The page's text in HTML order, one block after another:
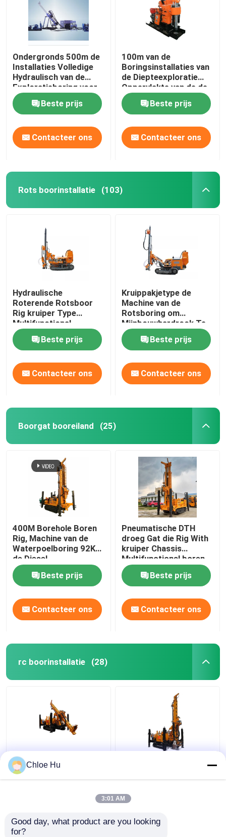
Ondergronds 500m de
Installaties Volledige
Hydraulisch van de
Exploratieboring voor
Tunnelprojecten
Beste prijs
Contacteer ons
100m van de
Boringsinstallaties van
de Diepteexploratie
Oppervlakte van de de
Kernmijnbouw de
MobieleBeste prijs
Contacteer ons
Rots boorinstallatie (103)
Hydraulische
Roterende Rotsboor
Rig kruiper Type
Multifunctional
Beste prijs
Contacteer ons
Kruippakjetype de
Machine van de
Rotsboring om
Mijnbouwhardrock Te
vernietigen
Beste prijs
Contacteer ons
Boorgat booreiland (25)
400M Borehole Boren
Rig, Machine van de
Waterpoelboring 92KW
de Diesel
Beste prijs
Contacteer ons
Pneumatische DTH
droeg Gat die Rig With
kruiper Chassis
Multifunctional boren
Beste prijs
Contacteer ons
rc boorinstallatie (28)
Het volledige
Hydraulische
de Hoogste Installatie
van de Hamerboor 280
Chloe Hu
3:01 AM
Good day, what product are you looking
for?